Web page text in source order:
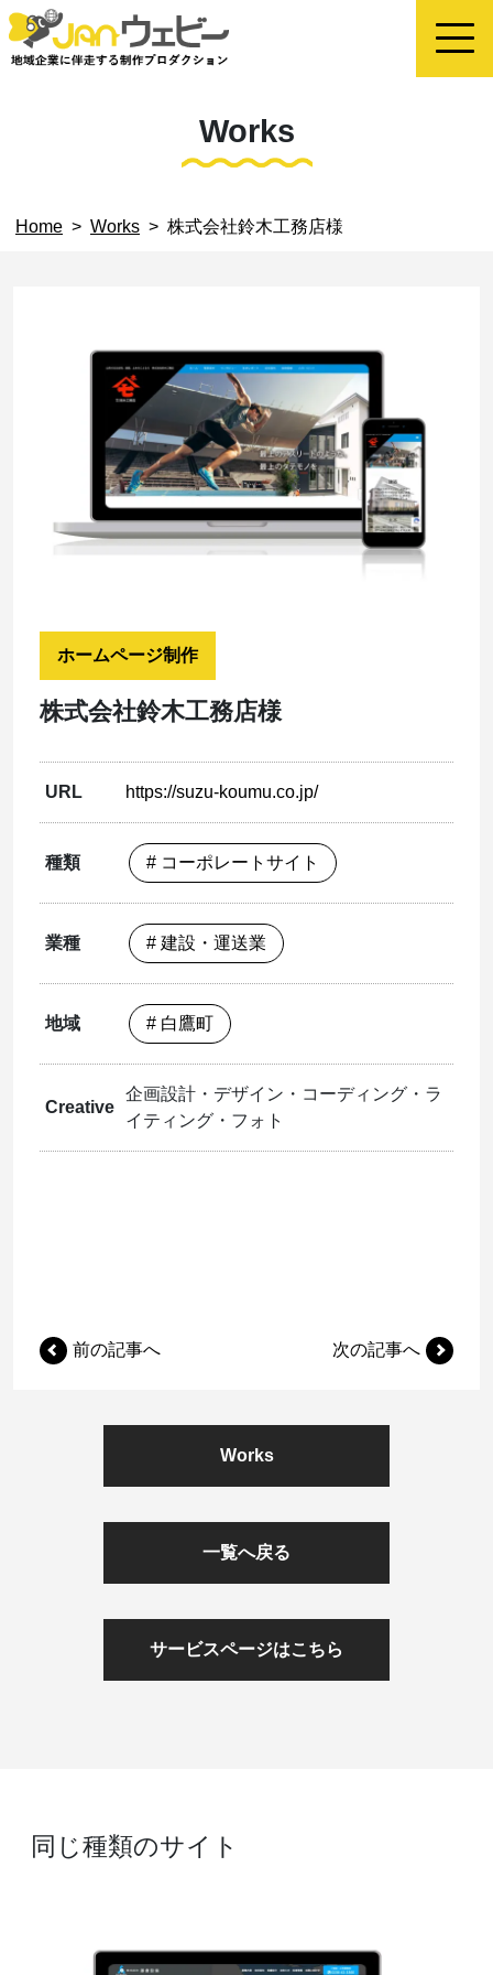
Works
Home > Works > 株式会社鈴木工務店様
ホームページ制作
株式会社鈴木工務店様
URL https://suzu-koumu.co.jp/
種類 # コーポレートサイト
業種 # 建設・運送業
地域 # 白鷹町
Creative
企画設計・デザイン・コーディング・ラ
イティング・フォト
前の記事へ 次の記事へ
Works
一覧へ戻る
サービスページはこちら
同じ種類のサイト